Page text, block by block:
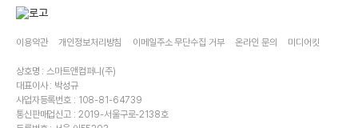
이용약관 개인정보처리방침 이메일주소 무단수집 거부 온라인 문의 미디어킷
상호명 : 스마트앤컴퍼니(주)
대표이사 : 박성규
사업자등록번호 : 108-81-64739
통신판매업신고 : 2019-서울구로-2138호